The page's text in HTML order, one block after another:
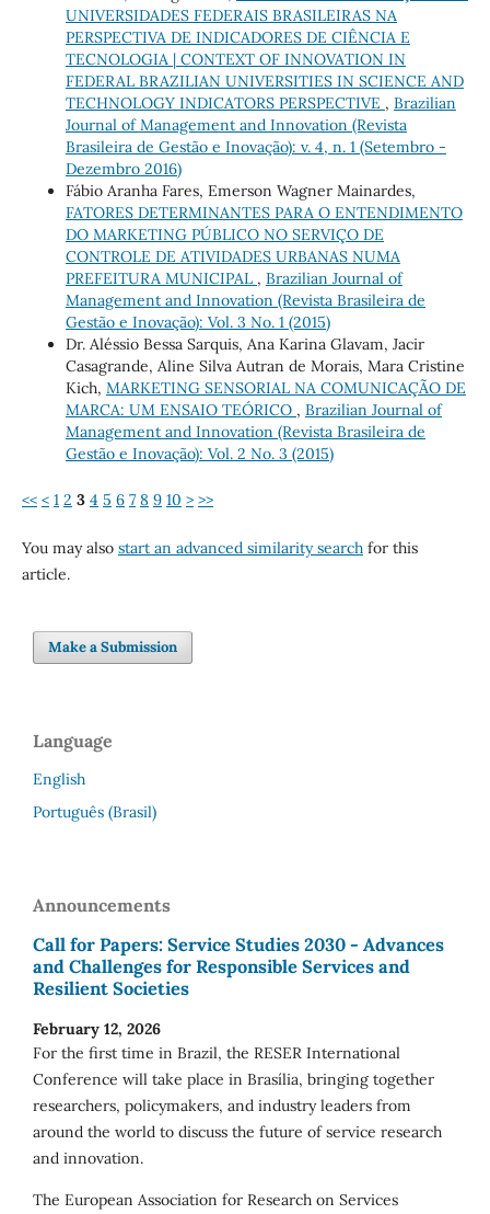
UNIVERSIDADES FEDERAIS BRASILEIRAS NA
PERSPECTIVA DE INDICADORES DE CIÊNCIA E
TECNOLOGIA | CONTEXT OF INNOVATION IN
FEDERAL BRAZILIAN UNIVERSITIES IN SCIENCE AND
TECHNOLOGY INDICATORS PERSPECTIVE , Brazilian
Journal of Management and Innovation (Revista
Brasileira de Gestão e Inovação): v. 4, n. 1 (Setembro -
Dezembro 2016)
Fábio Aranha Fares, Emerson Wagner Mainardes,
FATORES DETERMINANTES PARA O ENTENDIMENTO
DO MARKETING PÚBLICO NO SERVIÇO DE
CONTROLE DE ATIVIDADES URBANAS NUMA
PREFEITURA MUNICIPAL , Brazilian Journal of
Management and Innovation (Revista Brasileira de
Gestão e Inovação): Vol. 3 No. 1 (2015)
Dr. Aléssio Bessa Sarquis, Ana Karina Glavam, Jacir
Casagrande, Aline Silva Autran de Morais, Mara Cristine
Kich, MARKETING SENSORIAL NA COMUNICAÇÃO DE
MARCA: UM ENSAIO TEÓRICO , Brazilian Journal of
Management and Innovation (Revista Brasileira de
Gestão e Inovação): Vol. 2 No. 3 (2015)
<< < 1 2 3 4 5 6 7 8 9 10 > >>
You may also start an advanced similarity searchfor this
article.
Make a Submission
Language
English
Português (Brasil)
Announcements
Call for Papers: Service Studies 2030 - Advances
and Challenges for Responsible Services and
Resilient Societies
February 12, 2026
For the first time in Brazil, the RESER International
Conference will take place in Brasília, bringing together
researchers, policymakers, and industry leaders from
around the world to discuss the future of service research
and innovation.
The European Association for Research on Services